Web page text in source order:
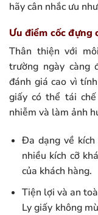
hãy cân nhắc ưu
Ưu điểm cốc đựng
Thân thiện với
trường ngày càng
đánh giá cao vì
giấy có thể tái
nhiễm và làm ảnh
Đa dạng về kích
nhiều kích cỡ
của khách hàng.
Tiện lợi và an
Ly giấy không